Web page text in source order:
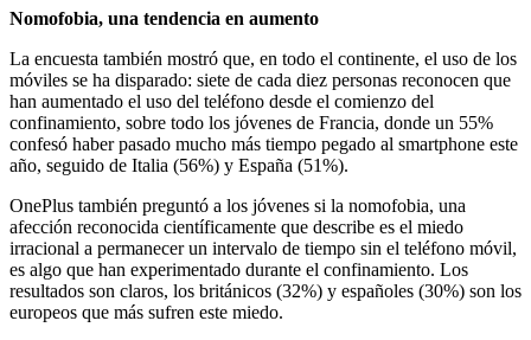
Nomofobia, una tendencia en aumento
La encuesta también mostró que, en todo el continente, el uso de los
móviles se ha disparado: siete de cada diez personas reconocen que
han aumentado el uso del teléfono desde el comienzo del
confinamiento, sobre todo los jóvenes de Francia, donde un 55%
confesó haber pasado mucho más tiempo pegado al smartphone este
año, seguido de Italia (56%) y España (51%).
OnePlus también preguntó a los jóvenes si la nomofobia, una
afección reconocida científicamente que describe es el miedo
irracional a permanecer un intervalo de tiempo sin el teléfono móvil,
es algo que han experimentado durante el confinamiento. Los
resultados son claros, los británicos (32%) y españoles (30%) son los
europeos que más sufren este miedo.